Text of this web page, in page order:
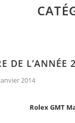
DE L’ANNÉE
2014
Rolex GMT